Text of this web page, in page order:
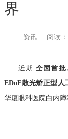
界
资讯 阅读
近期, 全国首批
EDoF散光矫正型人
华厦眼科医院白内障